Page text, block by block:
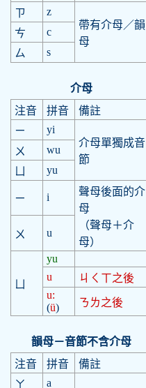
ㄗ
z
帶有介母／韻
母
ㄘ
c
ㄙ
s
介母
注音
拼音
備註
ㄧ
yi
介母單獨成音
節
ㄨ
wu
yu
ㄧ i
聲母後面的介
母
（聲母＋介
母）
ㄨ u
yu
u
ㄐㄑㄒ之後
u:
(ü) ㄋㄌ之後
韻母－音節不含介母
注音
拼音
備註
ㄚ
a